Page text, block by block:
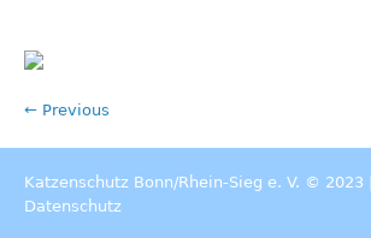
← Previous
Katzenschutz Bonn/Rhein-Sieg e. V. © 2023 |
Datenschutz